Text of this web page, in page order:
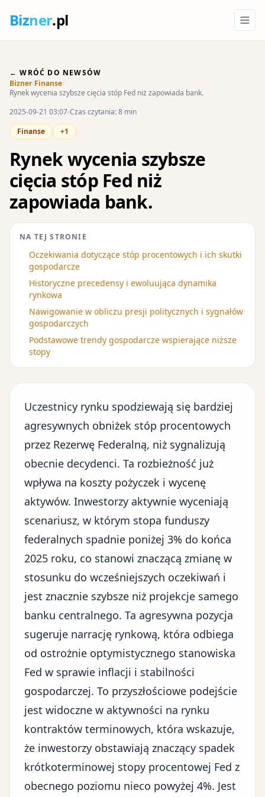
Bizner.pl
← WRÓĆ DO NEWSÓW
Bizner/Finanse/
Rynek wycenia szybsze cięcia stóp Fed niż zapowiada bank.
2025-09-21 03:07 Czas czytania: 8 min
Finanse
+1
Rynek wycenia szybsze
cięcia stóp Fed niż
zapowiada bank.
NA TEJ STRONIE
Oczekiwania dotyczące stóp procentowych i ich skutki
gospodarcze
Historyczne precedensy i ewoluująca dynamika
rynkowa
Nawigowanie w obliczu presji politycznych i sygnałów
gospodarczych
Podstawowe trendy gospodarcze wspierające niższe
stopy
Uczestnicy rynku spodziewają się bardziej
agresywnych obniżek stóp procentowych
przez Rezerwę Federalną, niż sygnalizują
obecnie decydenci. Ta rozbieżność już
wpływa na koszty pożyczek i wycenę
aktywów. Inwestorzy aktywnie wyceniają
scenariusz, w którym stopa funduszy
federalnych spadnie poniżej 3% do końca
2025 roku, co stanowi znaczącą zmianę w
stosunku do wcześniejszych oczekiwań i
jest znacznie szybsze niż projekcje samego
banku centralnego. Ta agresywna pozycja
sugeruje narrację rynkową, która odbiega
od ostrożnie optymistycznego stanowiska
Fed w sprawie inflacji i stabilności
gospodarczej. To przyszłościowe podejście
jest widoczne w aktywności na rynku
kontraktów terminowych, która wskazuje,
że inwestorzy obstawiają znaczący spadek
krótkoterminowej stopy procentowej Fed z
obecnego poziomu nieco powyżej 4%. Jest